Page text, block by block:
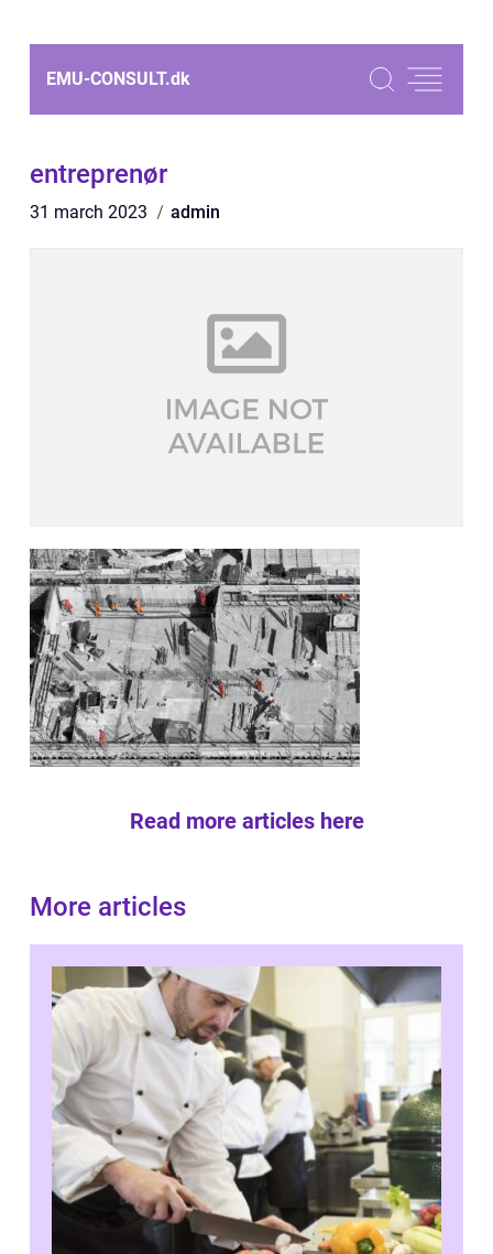
EMU-CONSULT.dk
entreprenør
31 march 2023 admin
Read more articles here
More articles